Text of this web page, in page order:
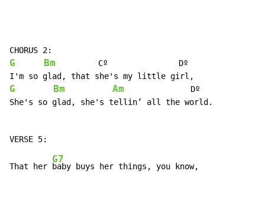
G Bm
         Cº               Dº
G Bm Am
              Dº
She's so glad, she's tellin’ all the world.
That her
G7
baby buys her things, you know,